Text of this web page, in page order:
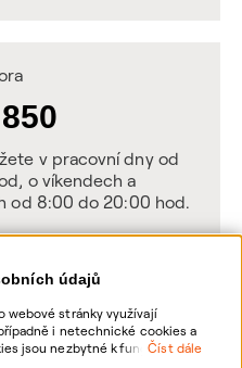
údajů
webové stránky využívají
i netechnické cookies a
jsou nezbytné k fungování
Číst dále
v pracovní dny od
o víkendech a
od 8:00 do 20:00 hod.